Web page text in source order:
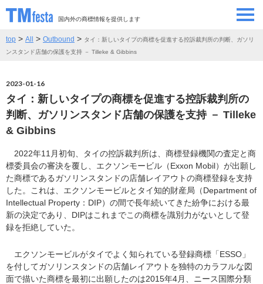
国内外の商標情報を提供します
SEMINAR/EVENT
CONTRIBUTORS 情報提供者
top > All > Outbound > タイ：新しいタイプの商標を促進する控訴裁判所の判断、ガソリ
ンスタンド店舗の保護を支持 － Tilleke & Gibbins
2023-01-16
タイ：新しいタイプの商標を促進する控訴裁判所の
判断、ガソリンスタンド店舗の保護を支持 － Tilleke
& Gibbins
2022年11月初旬、タイの控訴裁判所は、商標登録機関の査定と商
標委員会の審決を覆し、エクソンモービル（Exxon Mobil）が出願し
た商標であるガソリンスタンドの店舗レイアウトの商標登録を支持
した。これは、エクソンモービルとタイ知的財産局（Department of
Intellectual Property：DIP）の間で長年続いてきた紛争における最
新の決定であり、DIPはこれまでこの商標を識別力がないとして登
録を拒絶していた。
エクソンモービルがタイでよく知られている登録商標「ESSO」
を付してガソリンスタンドの店舗レイアウトを独特のカラフルな図
面で描いた商標を最初に出願したのは2015年4月、ニース国際分類